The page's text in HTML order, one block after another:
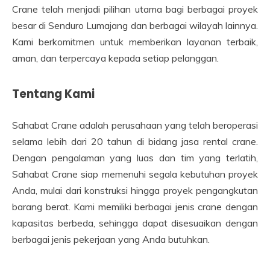
Crane telah menjadi pilihan utama bagi berbagai proyek
besar di Senduro Lumajang dan berbagai wilayah lainnya.
Kami berkomitmen untuk memberikan layanan terbaik,
aman, dan terpercaya kepada setiap pelanggan.
Tentang Kami
Sahabat Crane adalah perusahaan yang telah beroperasi
selama lebih dari 20 tahun di bidang jasa rental crane.
Dengan pengalaman yang luas dan tim yang terlatih,
Sahabat Crane siap memenuhi segala kebutuhan proyek
Anda, mulai dari konstruksi hingga proyek pengangkutan
barang berat. Kami memiliki berbagai jenis crane dengan
kapasitas berbeda, sehingga dapat disesuaikan dengan
berbagai jenis pekerjaan yang Anda butuhkan.